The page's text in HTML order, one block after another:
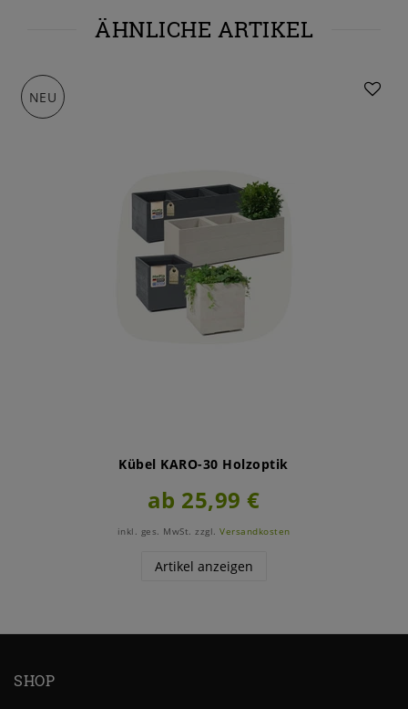
ÄHNLICHE ARTIKEL
NEU
Kübel KARO-30 Holzoptik
ab 25,99 €
inkl. ges. MwSt. zzgl.Versandkosten
Artikel anzeigen
SHOP